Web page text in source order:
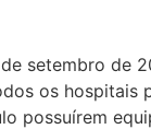
de setembro de
os hospitais
possuírem